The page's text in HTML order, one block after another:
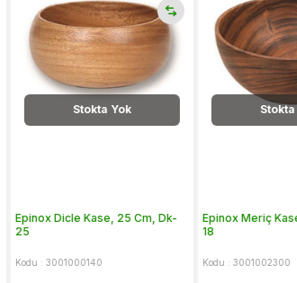
Stokta Yok
Epinox Dicle Kase, 25 Cm, Dk-
25
Kodu : 3001000140
Epinox Meriç
18
Kodu : 3001002300